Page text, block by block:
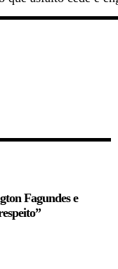
Fagundes e